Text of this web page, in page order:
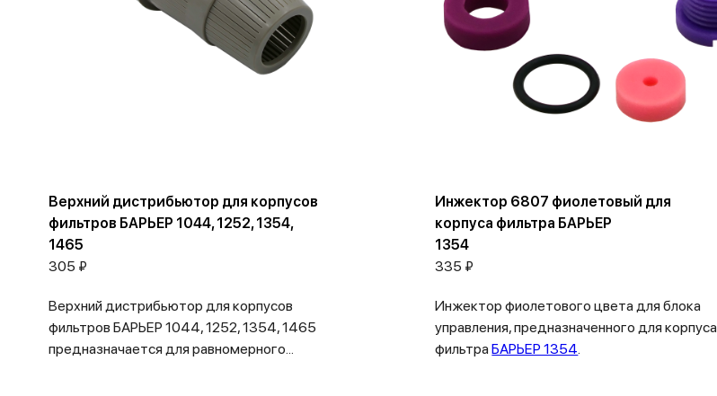
Верхний дистрибьютор для корпусов
фильтров БАРЬЕР 1044, 1252, 1354,
1465
305 ₽
Верхний дистрибьютор для корпусов
фильтров БАРЬЕР 1044, 1252, 1354, 1465
предназначается для равномерного...
Инжектор 6807 фиолетовый для
корпуса фильтра БАРЬЕР
1354
335 ₽
Инжектор фиолетового цвета для блока
управления, предназначенного для корпуса
фильтраБАРЬЕР 1354.